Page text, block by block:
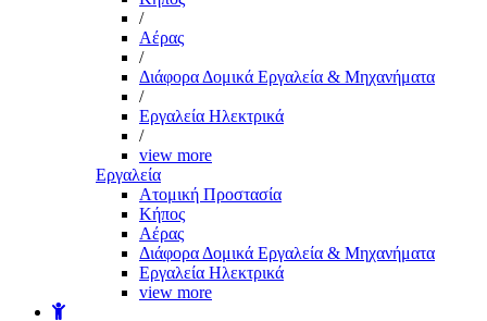
/
Αέρας
/
Διάφορα Δομικά Εργαλεία & Μηχανήματα
/
Εργαλεία Ηλεκτρικά
/
view more
Εργαλεία
Aτομική Προστασία
Kήπος
Αέρας
Διάφορα Δομικά Εργαλεία & Μηχανήματα
Εργαλεία Ηλεκτρικά
view more